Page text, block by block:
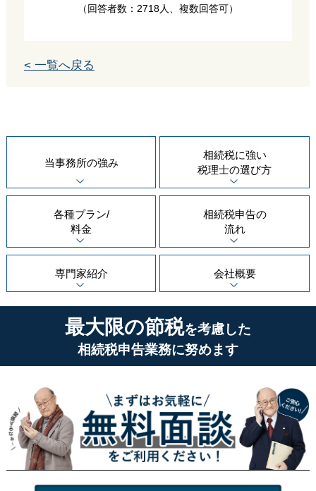
（回答者数：2718人、複数回答可）
< 一覧へ戻る
当事務所の強み
相続税に強い
税理士の選び方
各種プラン/
料金
相続税申告の
流れ
専門家紹介 会社概要
最大限の節税を考慮した
相続税申告業務に努めます